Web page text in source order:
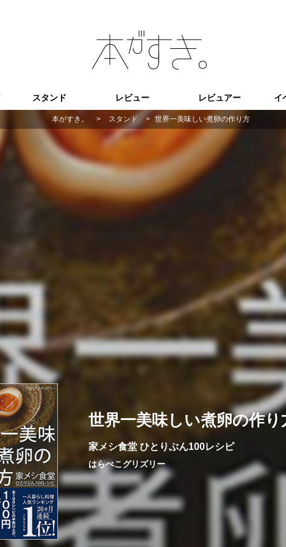
スタンド レビュー レビュアー イ
本がすき。 > スタンド > 世界一美味しい煮卵の作り方
世界一美味しい煮卵の作り
家メシ食堂 ひとりぶん100レシピ
はらぺこグリズリー